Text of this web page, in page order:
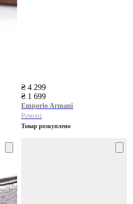
₴ 4 299
₴ 1 699
Emporio Armani
Ремені
Товар розкуплено